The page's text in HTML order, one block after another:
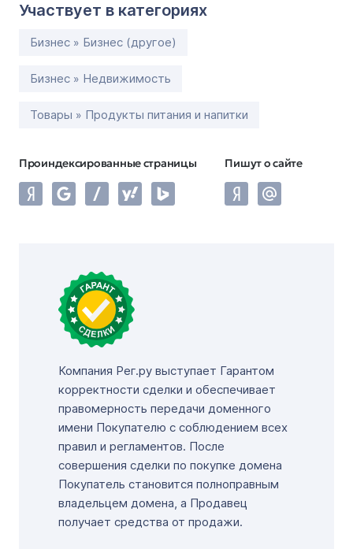
Участвует в категориях
Бизнес » Бизнес (другое)
Бизнес » Недвижимость
Товары » Продукты питания и напитки
Проиндексированные страницы Пишут о сайте
Компания Рег.ру выступает Гарантом
корректности сделки и обеспечивает
правомерность передачи доменного
имени Покупателю с соблюдением всех
правил и регламентов. После
совершения сделки по покупке домена
Покупатель становится полноправным
владельцем домена, а Продавец
получает средства от продажи.